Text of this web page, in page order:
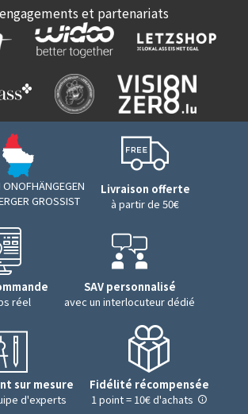
et partenariats
ONOFHÄNGEGEN
GROSSIST
Livraison offerte
à partir de 50€
réel
SAV personnalisé
avec un interlocuteur dédié
sur mesure
d'experts
Fidélité récompensée
1 point = 10€ d'achats